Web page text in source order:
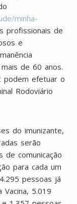
minha-
profissionais de
e
de 60 anos.
podem efetuar o
Rodoviário
do imunizante,
serão
de comunicação
para cada um
pessoas já
5.019